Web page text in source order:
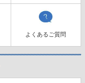
よくあるご質問